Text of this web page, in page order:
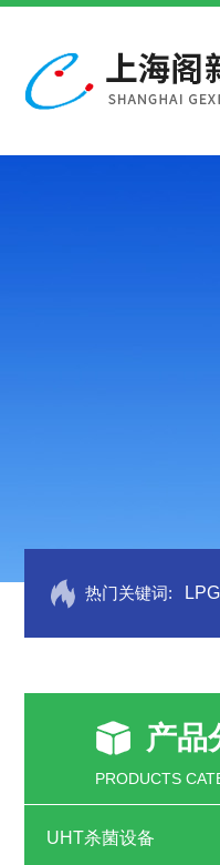
热门关键词:
产品
PRODUCTS
UHT杀菌设备